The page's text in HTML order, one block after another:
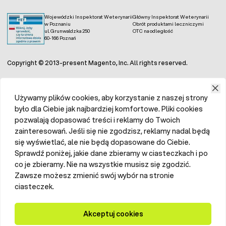
Wojewódzki Inspektorat Weterynarii
w Poznaniu
ul. Grunwaldzka 250
60-166 Poznań
Główny Inspektorat Weterynarii
Obrót produktami leczniczymi
OTC na odległość
Copyright © 2013-present Magento, Inc. All rights reserved.
Używamy plików cookies, aby korzystanie z naszej strony
było dla Ciebie jak najbardziej komfortowe. Pliki cookies
pozwalają dopasować treści i reklamy do Twoich
zainteresowań. Jeśli się nie zgodzisz, reklamy nadal będą
się wyświetlać, ale nie będą dopasowane do Ciebie.
Sprawdź poniżej, jakie dane zbieramy w ciasteczkach i po
co je zbieramy. Nie na wszystkie musisz się zgodzić.
Zawsze możesz zmienić swój wybór na stronie
ciasteczek.
Akceptuj cookies